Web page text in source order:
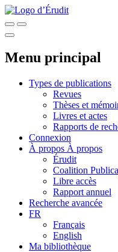
Menu principal
Types de publications
Revues
Thèses et
Livres et actes
Rapports de
Connexion
À propos À propos
Érudit
Coalition Publica
Libre accès
Rapport annuel
Recherche avancée
FR
Français
English
Ma bibliothèque